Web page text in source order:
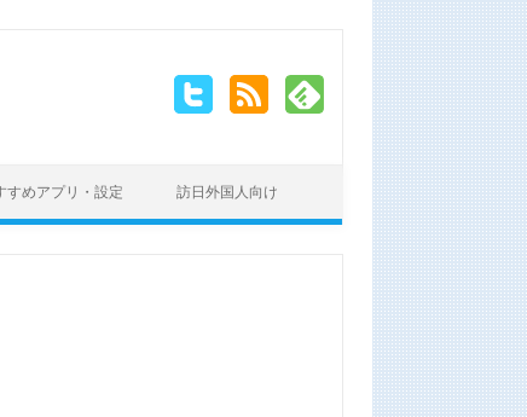
すめアプリ・設定 訪日外国人向け